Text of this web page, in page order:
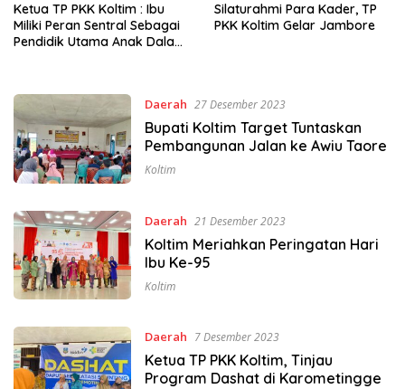
Ketua TP PKK Koltim : Ibu
Miliki Peran Sentral Sebagai
Pendidik Utama Anak Dalam
Silaturahmi Para Kader, TP
PKK Koltim Gelar Jambore
Daerah 27 Desember 2023
Bupati Koltim Target Tuntaskan
Pembangunan Jalan ke Awiu Taore
Koltim
Daerah 21 Desember 2023
Koltim Meriahkan Peringatan Hari
Ibu Ke-95
Koltim
Daerah 7 Desember 2023
Ketua TP PKK Koltim, Tinjau
Program Dashat di Karometingge